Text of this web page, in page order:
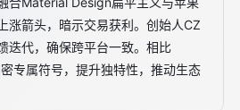
涨箭头，暗示交易获利。创始人CZ
迭代，确保跨平台一致。相比
专属符号，提升独特性，推动生态